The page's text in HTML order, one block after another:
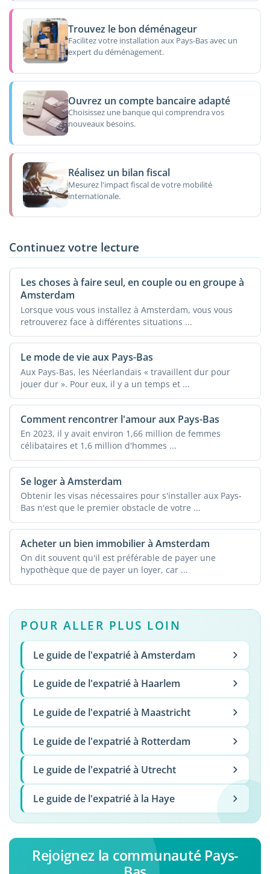
Trouvez le bon déménageur
Facilitez votre installation aux Pays-Bas avec un
expert du déménagement.
Ouvrez un compte bancaire adapté
Choisissez une banque qui comprendra vos
nouveaux besoins.
Réalisez un bilan fiscal
Mesurez l'impact fiscal de votre mobilité
internationale.
Continuez votre lecture
Les choses à faire seul, en couple ou en groupe à
Amsterdam
Lorsque vous vous installez à Amsterdam, vous vous
retrouverez face à différentes situations ...
Le mode de vie aux Pays-Bas
Aux Pays-Bas, les Néerlandais « travaillent dur pour
jouer dur ». Pour eux, il y a un temps et ...
Comment rencontrer l'amour aux Pays-Bas
En 2023, il y avait environ 1,66 million de femmes
célibataires et 1,6 million d'hommes ...
Se loger à Amsterdam
Obtenir les visas nécessaires pour s'installer aux Pays-
Bas n'est que le premier obstacle de votre ...
Acheter un bien immobilier à Amsterdam
On dit souvent qu'il est préférable de payer une
hypothèque que de payer un loyer, car ...
POUR ALLER PLUS LOIN
Le guide de l'expatrié à Amsterdam
Le guide de l'expatrié à Haarlem
Le guide de l'expatrié à Maastricht
Le guide de l'expatrié à Rotterdam
Le guide de l'expatrié à Utrecht
Le guide de l'expatrié à la Haye
Rejoignez la communauté Pays-